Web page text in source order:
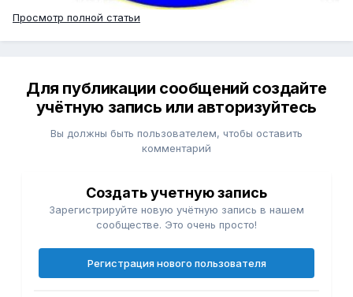
Просмотр полной статьи
Для публикации сообщений создайте
учётную запись или авторизуйтесь
Вы должны быть пользователем, чтобы оставить
комментарий
Создать учетную запись
Зарегистрируйте новую учётную запись в нашем
сообществе. Это очень просто!
Регистрация нового пользователя